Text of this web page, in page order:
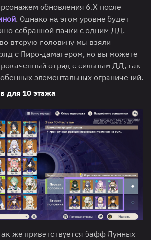
обновления 6.Х после
. Однако на этом уровне будет
собранной пачки с одним ДД.
вторую половину мы взяли
с Пиро-дамагером, но вы можете
отряд с сильным ДД, так
элементальных ограничений.
для 10 этажа
же приветствуется бафф Лунных